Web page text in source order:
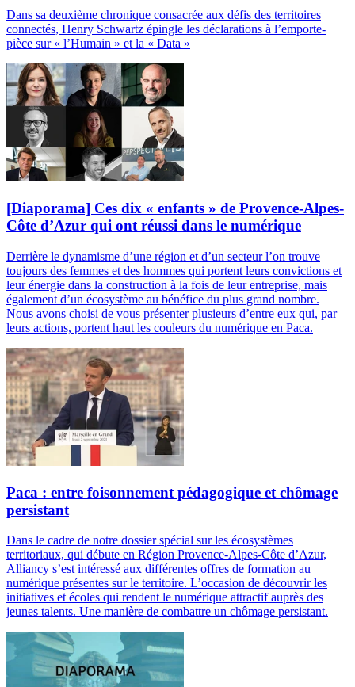
Dans sa deuxième chronique consacrée aux défis des territoires
connectés, Henry Schwartz épingle les déclarations à l’emporte-
pièce sur « l’Humain » et la « Data »
[Diaporama] Ces dix « enfants » de Provence-Alpes-
Côte d’Azur qui ont réussi dans le numérique
Derrière le dynamisme d’une région et d’un secteur l’on trouve
toujours des femmes et des hommes qui portent leurs convictions et
leur énergie dans la construction à la fois de leur entreprise, mais
également d’un écosystème au bénéfice du plus grand nombre.
Nous avons choisi de vous présenter plusieurs d’entre eux qui, par
leurs actions, portent haut les couleurs du numérique en Paca.
Paca : entre foisonnement pédagogique et chômage
persistant
Dans le cadre de notre dossier spécial sur les écosystèmes
territoriaux, qui débute en Région Provence-Alpes-Côte d’Azur,
Alliancy s’est intéressé aux différentes offres de formation au
numérique présentes sur le territoire. L’occasion de découvrir les
initiatives et écoles qui rendent le numérique attractif auprès des
jeunes talents. Une manière de combattre un chômage persistant.